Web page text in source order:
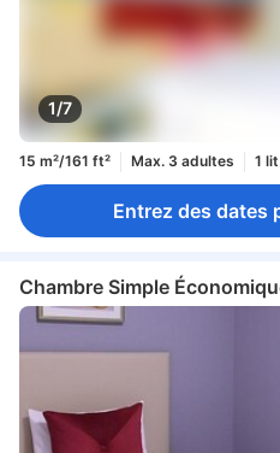
1/7
15 m²/161 ft² Max. 3 adultes 1
Entrez des dates
Chambre Simple